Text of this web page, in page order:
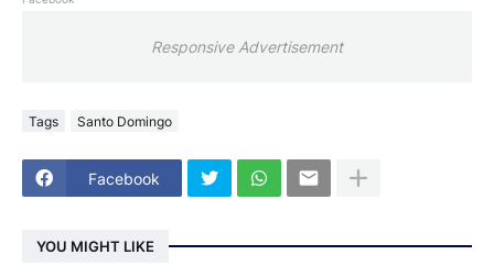
Responsive Advertisement
Tags Santo Domingo
Facebook
YOU MIGHT LIKE